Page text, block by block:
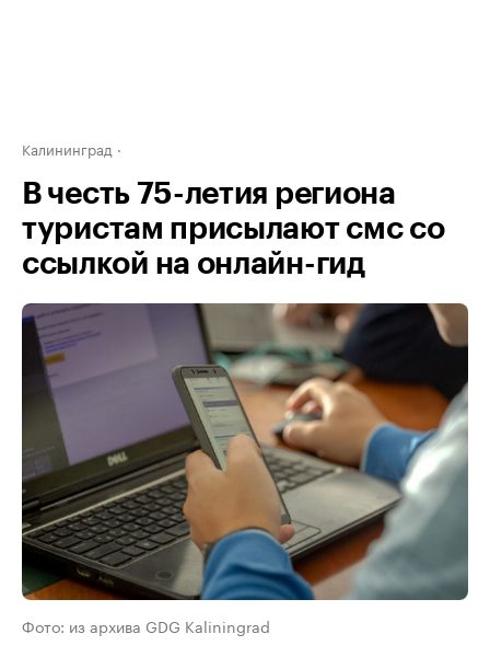
Калининград
В честь 75-летия региона
туристам присылают смс со
ссылкой на онлайн-гид
Фото: из архива GDG Kaliningrad